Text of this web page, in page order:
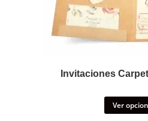
Invitaciones
Ver